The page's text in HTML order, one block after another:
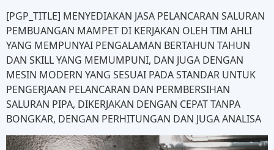
[PGP_TITLE] MENYEDIAKAN JASA PELANCARAN SALURAN
PEMBUANGAN MAMPET DI KERJAKAN OLEH TIM AHLI
YANG MEMPUNYAI PENGALAMAN BERTAHUN TAHUN
DAN SKILL YANG MEMUMPUNI, DAN JUGA DENGAN
MESIN MODERN YANG SESUAI PADA STANDAR UNTUK
PENGERJAAN PELANCARAN DAN PERMBERSIHAN
SALURAN PIPA, DIKERJAKAN DENGAN CEPAT TANPA
BONGKAR, DENGAN PERHITUNGAN DAN JUGA ANALISA